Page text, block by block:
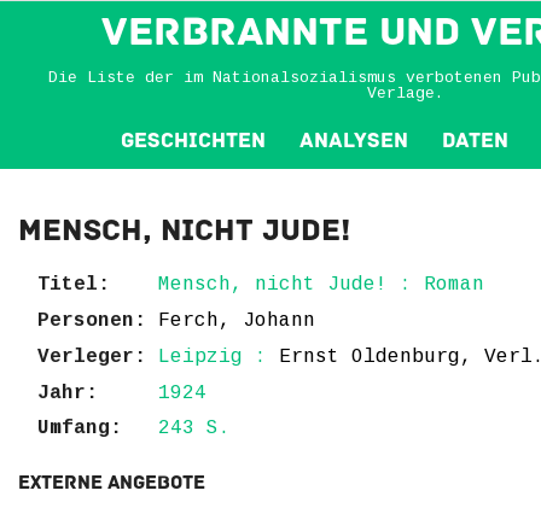
VERBRANNTE und
Die Liste der im Nationalsozialismus verbotenen
Verlage.
Geschichten Analysen Daten
Mensch, nicht Jude!
Titel:
Mensch, nicht Jude! : Roman
Personen:
Ferch, Johann
Verleger:
Leipzig : Ernst Oldenburg,
Jahr:
1924
Umfang:
243 S.
Externe Angebote